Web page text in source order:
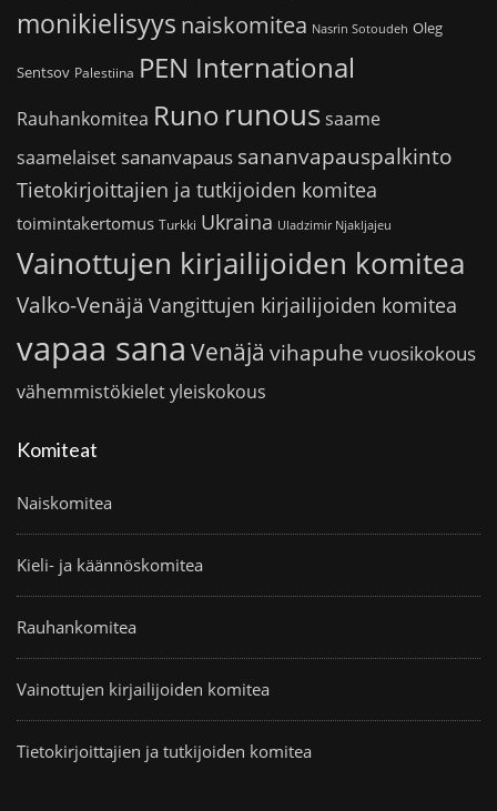
monikielisyys naiskomitea Nasrin Sotoudeh Oleg
Sentsov Palestiina PEN International
Rauhankomitea Runo runoussaame
saamelaiset sananvapaus sananvapauspalkinto
Tietokirjoittajien ja tutkijoiden komitea
toimintakertomus Turkki Ukraina Uladzimir Njakljajeu
Vainottujen kirjailijoiden komitea
Valko-Venäjä Vangittujen kirjailijoiden komitea
vapaa sana Venäjä vihapuhe vuosikokous
vähemmistökieletyleiskokous
Komiteat
Naiskomitea
Kieli- ja käännöskomitea
Rauhankomitea
Vainottujen kirjailijoiden komitea
Tietokirjoittajien ja tutkijoiden komitea